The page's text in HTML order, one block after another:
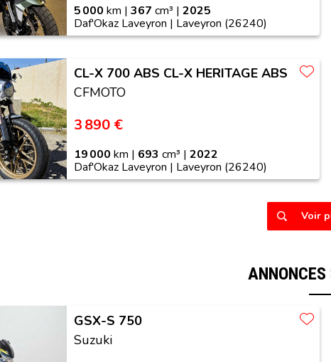
5 000 km | 367 cm³ | 2025
Daf'Okaz Laveyron | Laveyron (26240)
CL-X 700 ABS CL-X HERITAGE ABS
CFMOTO
3 890 €
19 000 km | 693 cm³ | 2022
Daf'Okaz Laveyron | Laveyron (26240)
Voir
GSX-S 750
Suzuki